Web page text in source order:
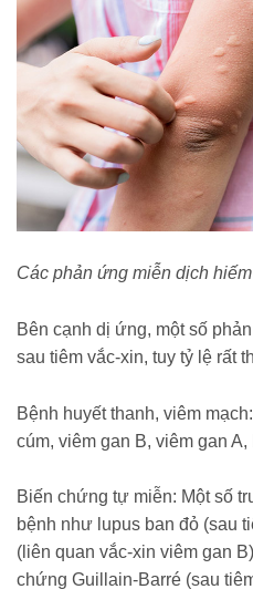
Các phản ứng miễn dịch
Bên cạnh dị ứng, một số
sau tiêm vắc-xin, tuy tỷ lệ rất
Bệnh huyết thanh, viêm
cúm, viêm gan B, viêm gan A,
Biến chứng tự miễn: Một số
bệnh như lupus ban đỏ (sau
(liên quan vắc-xin viêm gan
chứng Guillain-Barré (sau